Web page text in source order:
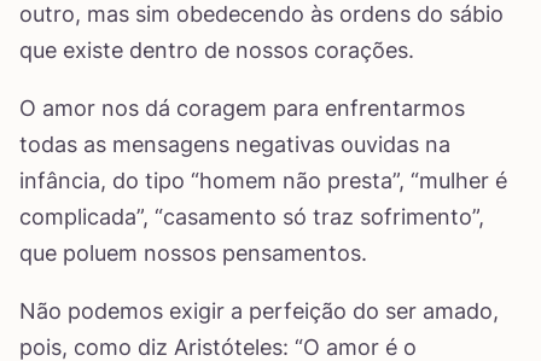
outro, mas sim obedecendo às ordens do sábio
que existe dentro de nossos corações.
O amor nos dá coragem para enfrentarmos
todas as mensagens negativas ouvidas na
infância, do tipo “homem não presta”, “mulher é
complicada”, “casamento só traz sofrimento”,
que poluem nossos pensamentos.
Não podemos exigir a perfeição do ser amado,
pois, como diz Aristóteles: “O amor é o